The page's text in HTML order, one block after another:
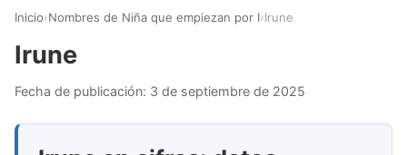
Nombres de Niña Egipcios
Nombres de Niña Americanos
Inicio›Nombres de Niña que empiezan por I›Irune
Irune
Fecha de publicación: 3 de septiembre de 2025